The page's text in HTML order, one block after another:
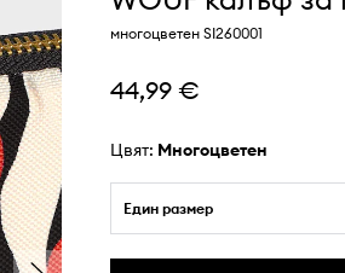
многоцветен SI260001
44,99 €
Цвят: многоцветен
Един размер